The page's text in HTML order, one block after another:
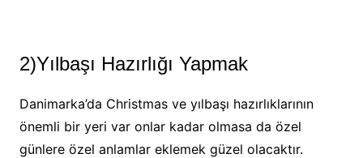
2)Yılbaşı Hazırlığı Yapmak
Danimarka’da Christmas ve yılbaşı hazırlıklarının
önemli bir yeri var onlar kadar olmasa da özel
günlere özel anlamlar eklemek güzel olacaktır.